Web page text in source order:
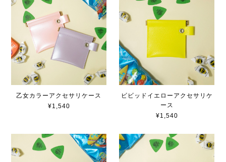
乙女カラーアクセサリケース
¥1,540
ビビッドイエローアクセサリケ
ース
¥1,540